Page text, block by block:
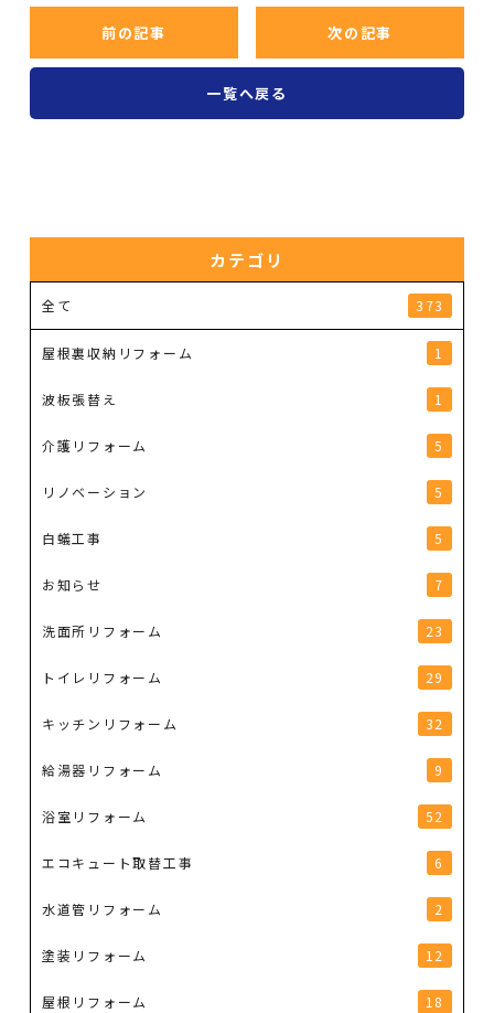
前の記事 次の記事
一覧へ戻る
カテゴリ
全て 373
屋根裏収納リフォーム 1
波板張替え 1
介護リフォーム 5
リノベーション 5
白蟻工事 5
お知らせ 7
洗面所リフォーム 23
トイレリフォーム 29
キッチンリフォーム 32
給湯器リフォーム 9
浴室リフォーム 52
エコキュート取替工事 6
水道管リフォーム 2
塗装リフォーム 12
屋根リフォーム 18